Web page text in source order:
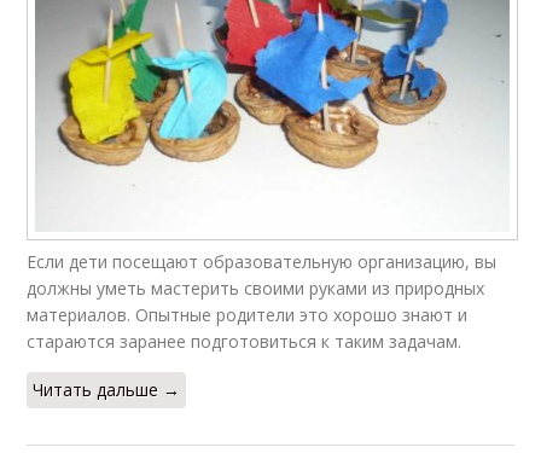
Если дети посещают образовательную организацию, вы
должны уметь мастерить своими руками из природных
материалов. Опытные родители это хорошо знают и
стараются заранее подготовиться к таким задачам.
Читать дальше →